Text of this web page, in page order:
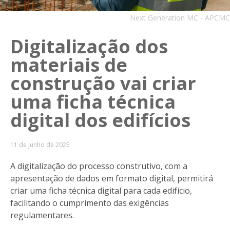
Next Generation MC - APCMC
Digitalização dos
materiais de
construção vai criar
uma ficha técnica
digital dos edifícios
11 de junho de 2025
A digitalização do processo construtivo, com a
apresentação de dados em formato digital, permitirá
criar uma ficha técnica digital para cada edifício,
facilitando o cumprimento das exigências
regulamentares.